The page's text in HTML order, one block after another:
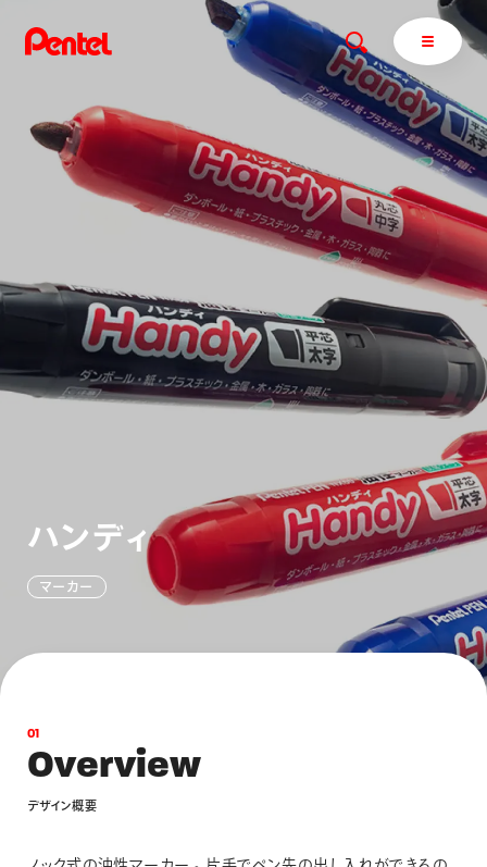
エナージェル サインペン オレンズ
商品を探す
商品を探すトップ
ペン
マーカー
シャープペン
その他
ぺんてるについて
ぺんてるについてトップ
メッセージ
ハン ディ
マー カ ー
01
Overview
デザイン概要